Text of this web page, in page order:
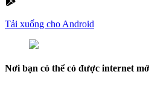
Tải xuống cho Android
Nơi bạn có thể có được internet